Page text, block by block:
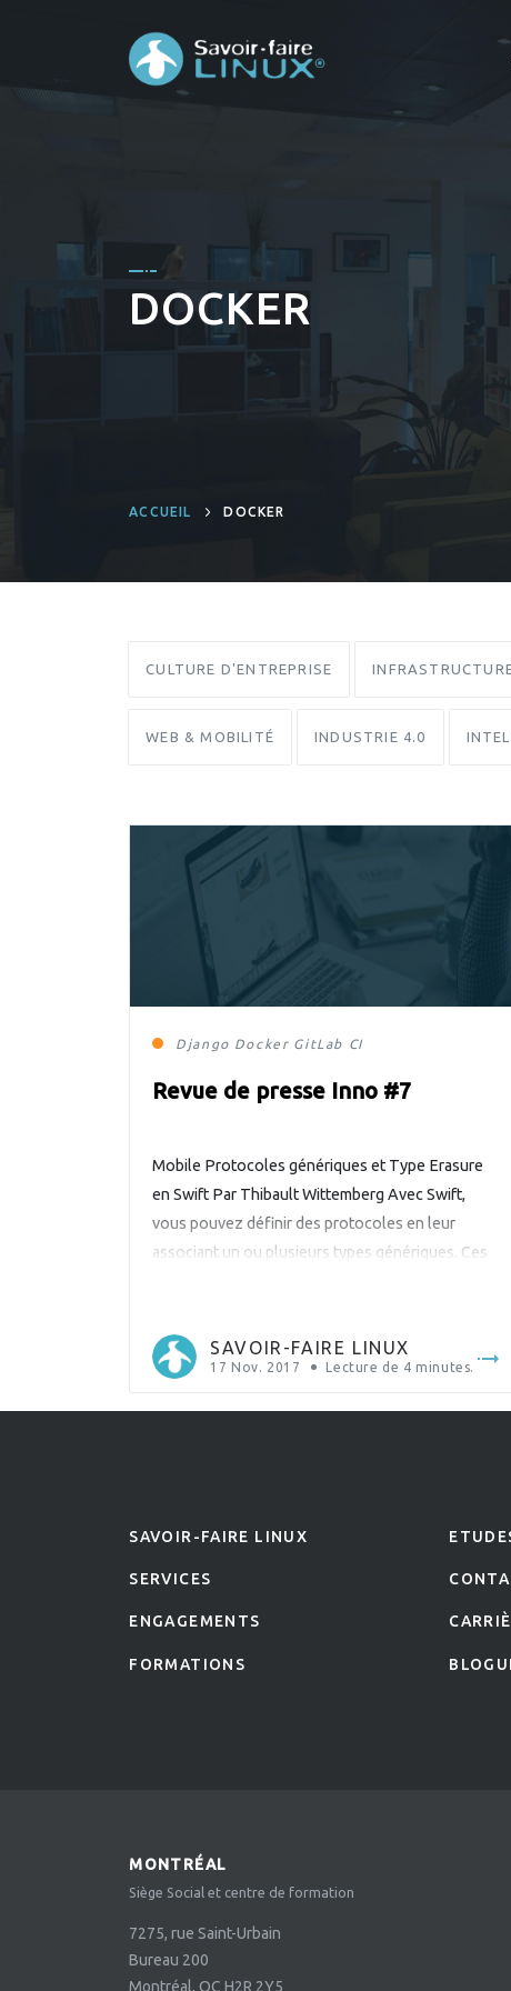
DOCKER
ACCUEIL DOCKER
CULTURE D'ENTREPRISE
WEB & MOBILITÉ INDUSTRIE 4.0
Django Docker GitLab CI
Revue de presse Inno #7
Mobile Protocoles génériques et Type Erasure
en Swift Par Thibault Wittemberg Avec Swift,
vous pouvez définir des protocoles en leur
associant un ou plusieurs types génériques. Ces
» est un peu usurpée ici, nous devrions plutôt
parler d’un espace réservé pour un type […]
SAVOIR-FAIRE LINUX
17 Nov. 2017 Lecture de 4 minutes.
SAVOIR-FAIRE LINUX
SERVICES
ENGAGEMENTS
FORMATIONS
MONTRÉAL
Siège Social et centre de formation
7275, rue Saint-Urbain
Bureau 200
Montréal, QC H2R 2Y5